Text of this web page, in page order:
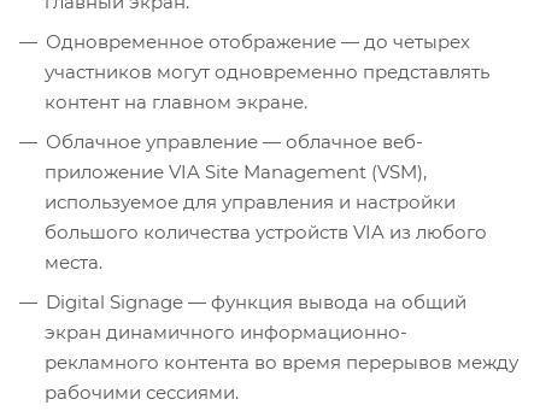
Одновременное отображение — до четырех
участников могут одновременно представлять
контент на главном экране.
Облачное управление — облачное веб-
приложение VIA Site Management (VSM),
используемое для управления и настройки
большого количества устройств VIA из любого
места.
Digital Signage — функция вывода на общий
экран динамичного информационно-
рекламного контента во время перерывов между
рабочими сессиями.